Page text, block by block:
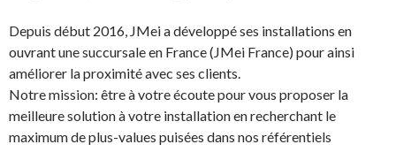
Depuis début 2016, JMei a développé ses installations en
ouvrant une succursale en France (JMei France) pour ainsi
améliorer la proximité avec ses clients.
Notre mission: être à votre écoute pour vous proposer la
meilleure solution à votre installation en recherchant le
maximum de plus-values puisées dans nos référentiels